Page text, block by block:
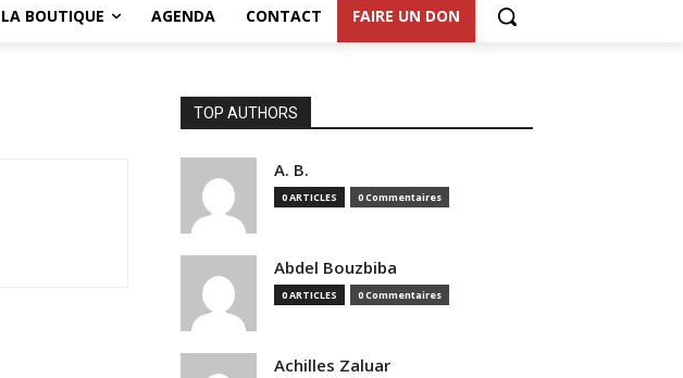
LA BOUTIQUE AGENDA CONTACT FAIRE UN DON
TOP AUTHORS
A. B.
0 ARTICLES 0 Commentaires
Abdel Bouzbiba
0 ARTICLES 0 Commentaires
Achilles Zaluar